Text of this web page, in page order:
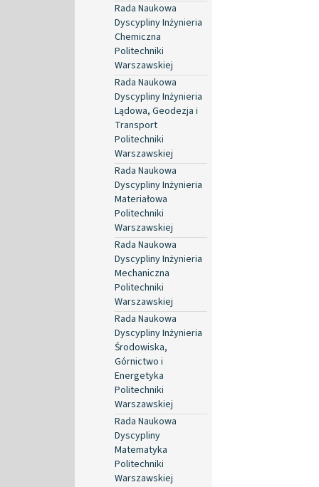
Rada Naukowa
Dyscypliny Inżynieria
Chemiczna
Politechniki
Warszawskiej
Rada Naukowa
Dyscypliny Inżynieria
Lądowa, Geodezja i
Transport
Politechniki
Warszawskiej
Rada Naukowa
Dyscypliny Inżynieria
Materiałowa
Politechniki
Warszawskiej
Rada Naukowa
Dyscypliny Inżynieria
Mechaniczna
Politechniki
Warszawskiej
Rada Naukowa
Dyscypliny Inżynieria
Środowiska,
Górnictwo i
Energetyka
Politechniki
Warszawskiej
Rada Naukowa
Dyscypliny
Matematyka
Politechniki
Warszawskiej